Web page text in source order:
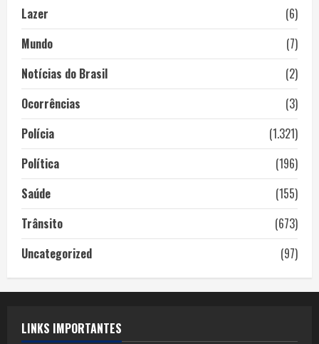
Lazer
(6)
Mundo
(7)
Notícias do Brasil
(2)
Ocorrências
(3)
Polícia
(1.321)
Política
(196)
Saúde
(155)
Trânsito
(673)
Uncategorized
(97)
LINKS IMPORTANTES